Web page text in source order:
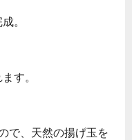
。
す。
で、天然の揚げ玉を